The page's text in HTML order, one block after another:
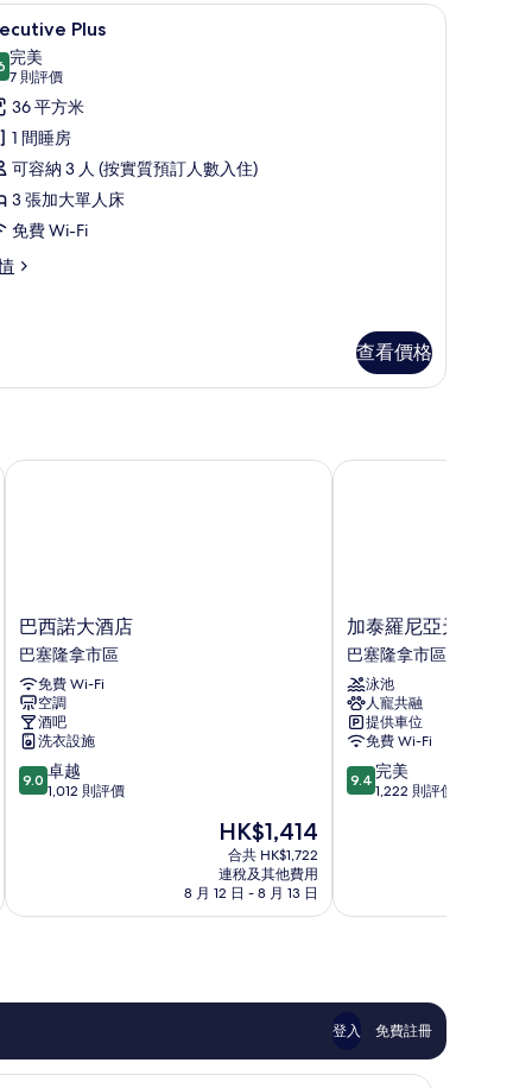
萬、書桌 高級寢具、迷你吧、房內夾萬、書桌
4 Plus
分，滿分 10 分
完美
7 則評價
(7
則
評
價)
36 平方米
1 間睡房
可容納 3 人 (按實質預訂人數入住)
3 張加大單人床
免費 Wi-Fi
查看價格
巴
西
諾
大
酒
店
巴
塞
隆
巴西諾大酒店
巴塞隆拿市區
免費 Wi-Fi
空調
酒吧
洗衣設施
9.0
分
卓
評
評
9.0 卓越
1,012 則評價
現
售
HK$1,414
HK$1,414
合共 HK$1,722
連稅及其他費用
8 月 12 日 - 8 月 13 日
巴西諾大酒店
加
泰
羅
尼
亞
天
使
門
酒
市
加泰羅尼亞天使門酒
巴塞隆拿市區
泳池
人寵共融
提供車位
免費 Wi-Fi
9.4
分
完
評
價
評
9.4 完美
1,222 則評價
加泰羅尼亞天使門酒店
登入 免費註冊